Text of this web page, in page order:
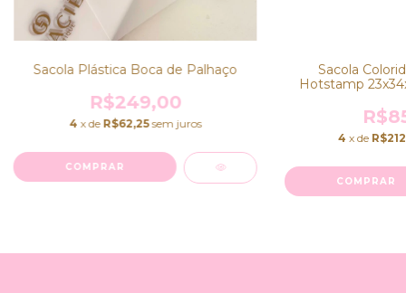
Sacola Plástica Boca de Palhaço
R$249,00
4 x de R$62,25 sem juros
COMPRAR
Sacola
Hotstamp
4 x de
COMPRAR